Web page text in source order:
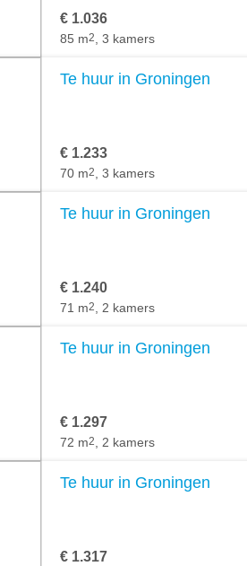
€ 1.036
85 m2 , 3 kamers
Te huur in Groningen
€ 1.233
70 m2 , 3 kamers
Te huur in Groningen
€ 1.240
71 m2 , 2 kamers
Te huur in Groningen
€ 1.297
72 m2 , 2 kamers
Te huur in Groningen
€ 1.317